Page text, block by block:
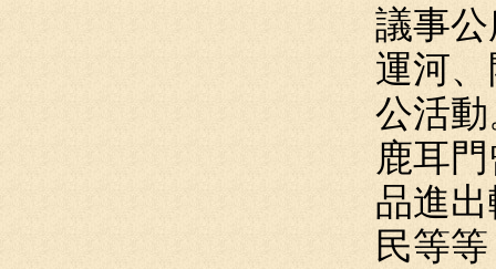
議事
運河
公活
鹿耳
品進
民等